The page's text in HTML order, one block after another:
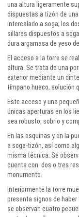
una altura ligeramente
dispuestas a tizón de
intercalado a soga; los
sillares dispuestos a
dura argamasa de yeso
El acceso a la torre se
altura. Se trata de una
exterior mediante un
tímpano hueco, solución
Este acceso y una
únicas aperturas en los
sea robusto, sobrio y
En las esquinas y en la
a soga-tizón, así como
misma técnica. Se
cuenta con dos o tres
monumento.
Interiormente la torre
presenta signos de
se observan cuatro